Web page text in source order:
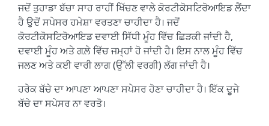
ਜਦੋਂ ਤੁਹਾਡਾ ਬੱਚਾ ਸਾਹ ਰਾਹੀਂ ਖਿੱਚਣ ਵਾਲੇ ਕੋਰਟੀਕੋਸਟਿਰੋਆਇਡ ਲੈਂਦਾ
ਹੈ ਉਦੋਂ ਸਪੇਸਰ ਹਮੇਸ਼ਾ ਵਰਤਣਾ ਚਾਹੀਦਾ ਹੈ। ਜਦੋਂ
ਕੋਰਟੀਕੋਸਟਿਰੋਆਇਡ ਦਵਾਈ ਸਿੱਧੀ ਮੂੰਹ ਵਿੱਚ ਛਿੜਕੀ ਜਾਂਦੀ ਹੈ,
ਦਵਾਈ ਮੂੰਹ ਅਤੇ ਗਲ਼ੇ ਵਿੱਚ ਜਮ੍ਹਾਂ ਹੋ ਜਾਂਦੀ ਹੈ। ਇਸ ਨਾਲ ਮੂੰਹ ਵਿੱਚ
ਜਲਣ ਅਤੇ ਕਈ ਵਾਰੀ ਲਾਗ (ਉੱਲੀ ਵਰਗੀ) ਲੱਗ ਜਾਂਦੀ ਹੈ।
ਹਰੇਕ ਬੱਚੇ ਦਾ ਆਪਣਾ ਆਪਣਾ ਸਪੇਸਰ ਹੋਣਾ ਚਾਹੀਦਾ ਹੈ। ਇੱਕ ਦੂਜੇ
ਬੱਚੇ ਦਾ ਸਪੇਸਰ ਨਾ ਵਰਤੋ।